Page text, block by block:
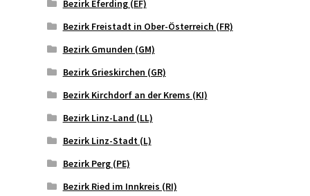
Bezirk Eferding (EF)
Bezirk Freistadt in Ober-Österreich (FR)
Bezirk Gmunden (GM)
Bezirk Grieskirchen (GR)
Bezirk Kirchdorf an der Krems (KI)
Bezirk Linz-Land (LL)
Bezirk Linz-Stadt (L)
Bezirk Perg (PE)
Bezirk Ried im Innkreis (RI)